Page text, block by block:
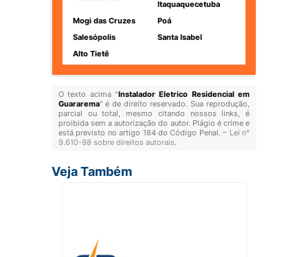
Itaquaquecetuba
Mogi das Cruzes
Poá
Salesópolis
Santa Isabel
Alto Tietê
O texto acima "Instalador Eletrico Residencial em
Guararema" é de direito reservado. Sua reprodução,
parcial ou total, mesmo citando nossos links, é
proibida sem a autorização do autor. Plágio é crime e
está previsto no artigo 184 do Código Penal. – Lei n°
9.610-98 sobre direitos autorais.
Veja Também